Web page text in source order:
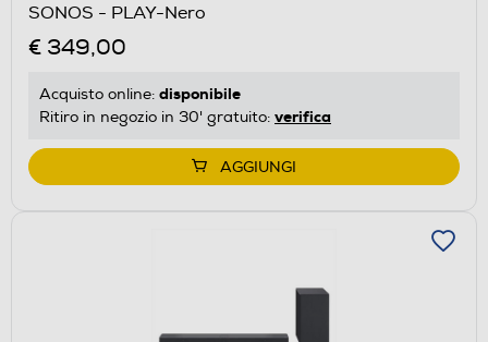
SONOS - PLAY-Nero
€ 349,00
Acquisto online: disponibile
Ritiro in negozio in 30' gratuito: verifica
AGGIUNGI